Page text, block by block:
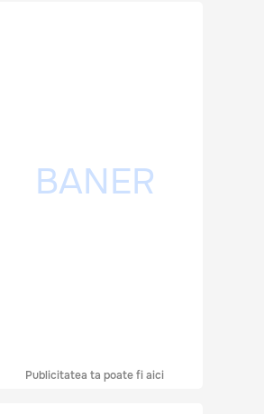
Publicitatea ta poate fi aici